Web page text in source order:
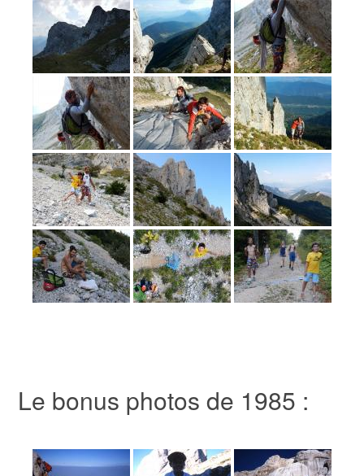
Le bonus photos de 1985 :